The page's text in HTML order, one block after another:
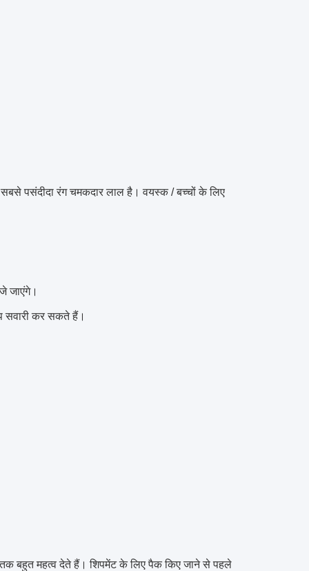
पसंदीदा रंग चमकदार लाल है। वयस्क / बच्चों के लिए
जाएंगे।
सवारी कर सकते हैं।
बहुत महत्व देते हैं। शिपमेंट के लिए पैक किए जाने से पहले